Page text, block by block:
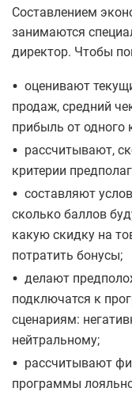
Составлением
занимаются
директор. Чтобы
• оценивают
продаж, средний
прибыль от одного
• рассчитывают,
критерии
• составляют
сколько баллов
какую скидку на
потратить бонусы;
• делают
подключатся к
сценариям:
нейтральному;
• рассчитывают
программы